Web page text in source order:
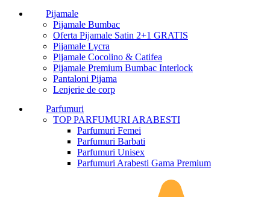
Pijamale
Pijamale Bumbac
Oferta Pijamale Satin 2+1 GRATIS
Pijamale Lycra
Pijamale Cocolino & Catifea
Pijamale Premium Bumbac Interlock
Pantaloni Pijama
Lenjerie de corp
Parfumuri
TOP PARFUMURI ARABESTI
Parfumuri Femei
Parfumuri Barbati
Parfumuri Unisex
Parfumuri Arabesti Gama Premium